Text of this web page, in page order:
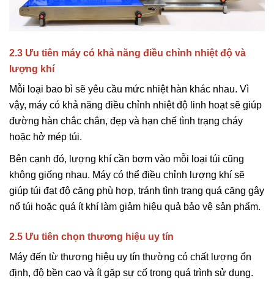
2.3 Ưu tiên máy có khả năng điều chỉnh nhiệt độ và
lượng khí
Mỗi loại bao bì sẽ yêu cầu mức nhiệt hàn khác nhau. Vì
vậy, máy có khả năng điều chỉnh nhiệt độ linh hoạt sẽ giúp
đường hàn chắc chắn, đẹp và hạn chế tình trạng cháy
hoặc hở mép túi.
Bên cạnh đó, lượng khí cần bơm vào mỗi loại túi cũng
không giống nhau. Máy có thể điều chỉnh lượng khí sẽ
giúp túi đạt độ căng phù hợp, tránh tình trạng quá căng gây
nổ túi hoặc quá ít khí làm giảm hiệu quả bảo vệ sản phẩm.
2.5 Ưu tiên chọn thương hiệu uy tín
Máy đến từ thương hiệu uy tín thường có chất lượng ổn
định, độ bền cao và ít gặp sự cố trong quá trình sử dụng.